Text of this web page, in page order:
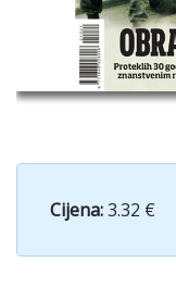
Cijena:3.32 €